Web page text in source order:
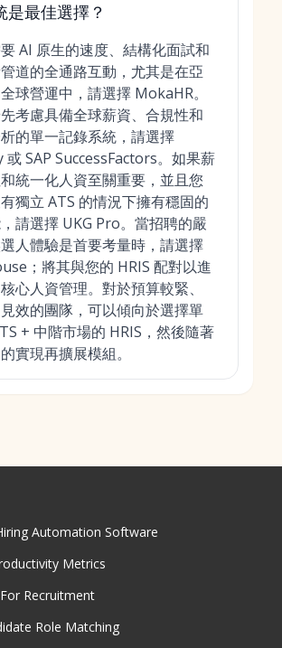
是最佳選擇？
AI 原生的速度、結構化面試和
道的全通路互動，尤其是在亞
球營運中，請選擇 MokaHR。
考慮具備全球薪資、合規性和
的單一記錄系統，請選擇
SAP SuccessFactors。如果薪
統一化人資至關重要，並且您
獨立 ATS 的情況下擁有穩固的
請選擇 UKG Pro。當招聘的嚴
人體驗是首要考量時，請選擇
；將其與您的 HRIS 配對以進
心人資管理。對於預算較緊、
效的團隊，可以傾向於選擇單
+ 中階市場的 HRIS，然後隨著
實現再擴展模組。
Automation Software
Metrics
Recruitment
Role Matching